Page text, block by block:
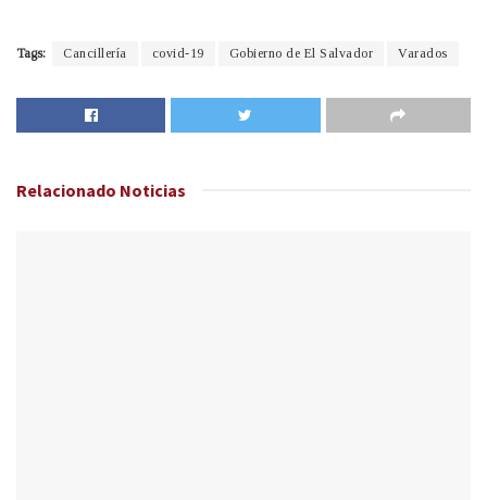
Tags: Cancillería covid-19 Gobierno de El Salvador Varados
Relacionado Noticias